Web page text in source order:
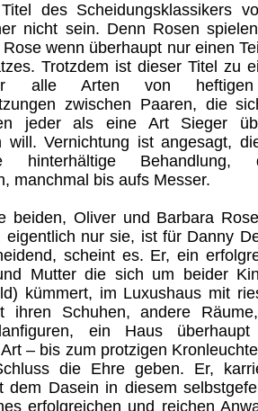
des Scheidungsklassikers
nicht sein. Denn Rosen
wenn überhaupt nur einen
Trotzdem ist dieser Titel zu
alle Arten von
zwischen Paaren, die
jeder als eine Art Sieger
will. Vernichtung ist angesagt,
hinterhältige Behandlung,
manchmal bis aufs Messer.
beiden, Oliver und Barbara
eigentlich nur sie, ist für Danny
scheint es. Er, ein
Mutter die sich um beider
kümmert, im Luxushaus mit
ihren Schuhen, andere
ein Haus
– bis zum protzigen
die Ehre geben. Er,
dem Dasein in diesem
erfolgreichen und reichen